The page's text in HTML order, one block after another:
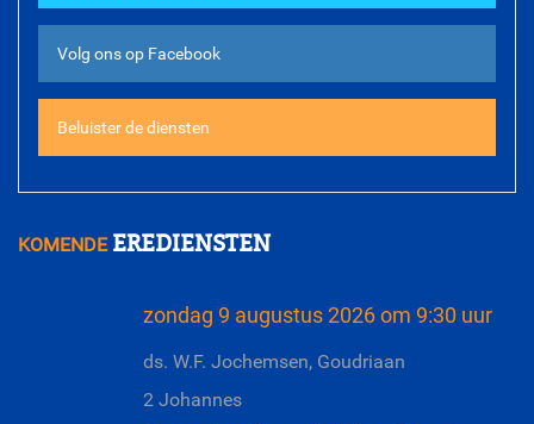
Volg ons op Facebook
Beluister de diensten
KOMENDEEREDIENSTEN
zondag 9 augustus 2026 om 9:30 uur
ds. W.F. Jochemsen, Goudriaan
2 Johannes